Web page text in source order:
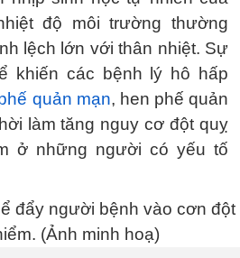
độ môi trường thường
lệch lớn với thân nhiệt. Sự
khiến các bệnh lý hô hấp
quản mạn, hen phế quản
làm tăng nguy cơ đột quỵ
ở những người có yếu tố